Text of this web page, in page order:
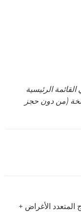
الرئيسية
(من دون حجز
الدرج المتعدد الأغراض +